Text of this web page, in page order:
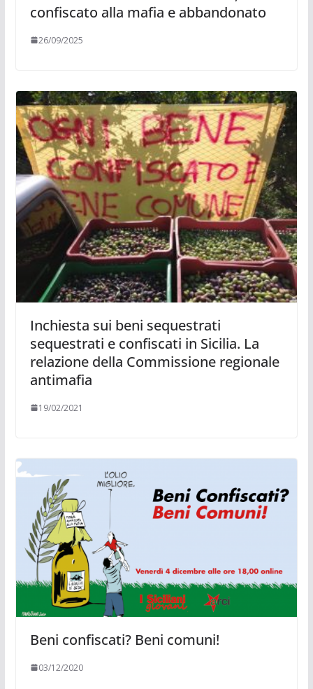
confiscato alla mafia e abbandonato
26/09/2025
Inchiesta sui beni sequestrati
sequestrati e confiscati in Sicilia. La
relazione della Commissione regionale
antimafia
19/02/2021
Beni confiscati? Beni comuni!
03/12/2020